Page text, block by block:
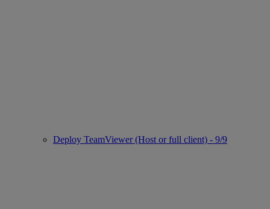
Deploy TeamViewer (Host or full client) - 9/9